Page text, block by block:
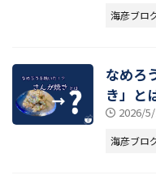
海彦ブロ
なめろ
き」と
2026/
海彦ブロ